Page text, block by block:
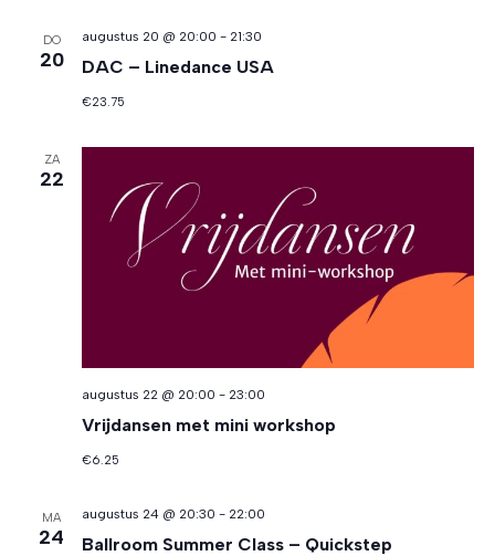
DO
20 DAC – Linedance USA
augustus 20 @ 20:00 - 21:30
€23.75
ZA
22
Vrijdansen met mini workshop
augustus 22 @ 20:00 - 23:00
€6.25
MA
24 Ballroom Summer Class – Quickstep
augustus 24 @ 20:30 - 22:00